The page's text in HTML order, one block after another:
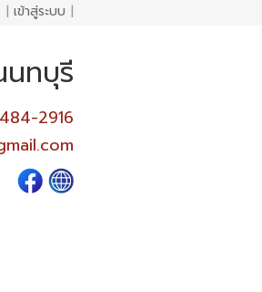
| เข้าสู่ระบบ |
ทบุรี
2916